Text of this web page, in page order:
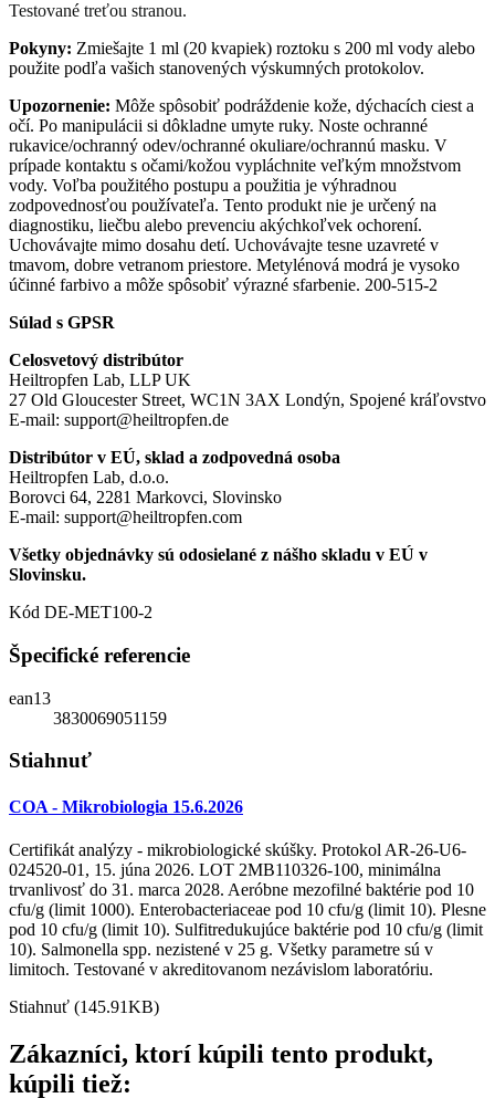
Testované treťou stranou.
Pokyny: Zmiešajte 1 ml (20 kvapiek) roztoku s 200 ml vody alebo
použite podľa vašich stanovených výskumných protokolov.
Upozornenie: Môže spôsobiť podráždenie kože, dýchacích ciest a
očí. Po manipulácii si dôkladne umyte ruky. Noste ochranné
rukavice/ochranný odev/ochranné okuliare/ochrannú masku. V
prípade kontaktu s očami/kožou vypláchnite veľkým množstvom
vody. Voľba použitého postupu a použitia je výhradnou
zodpovednosťou používateľa. Tento produkt nie je určený na
diagnostiku, liečbu alebo prevenciu akýchkoľvek ochorení.
Uchovávajte mimo dosahu detí. Uchovávajte tesne uzavreté v
tmavom, dobre vetranom priestore. Metylénová modrá je vysoko
účinné farbivo a môže spôsobiť výrazné sfarbenie. 200-515-2
Súlad s GPSR
Celosvetový distribútor
Heiltropfen Lab, LLP UK
27 Old Gloucester Street, WC1N 3AX Londýn, Spojené kráľovstvo
E-mail: support@heiltropfen.de
Distribútor v EÚ, sklad a zodpovedná osoba
Heiltropfen Lab, d.o.o.
Borovci 64, 2281 Markovci, Slovinsko
E-mail: support@heiltropfen.com
Všetky objednávky sú odosielané z nášho skladu v EÚ v
Slovinsku.
Kód DE-MET100-2
Špecifické referencie
ean13
3830069051159
Stiahnuť
COA - Mikrobiologia 15.6.2026
Certifikát analýzy - mikrobiologické skúšky. Protokol AR-26-U6-
024520-01, 15. júna 2026. LOT 2MB110326-100, minimálna
trvanlivosť do 31. marca 2028. Aeróbne mezofilné baktérie pod 10
cfu/g (limit 1000). Enterobacteriaceae pod 10 cfu/g (limit 10). Plesne
pod 10 cfu/g (limit 10). Sulfitredukujúce baktérie pod 10 cfu/g (limit
10). Salmonella spp. nezistené v 25 g. Všetky parametre sú v
limitoch. Testované v akreditovanom nezávislom laboratóriu.
Stiahnuť (145.91KB)
Zákazníci, ktorí kúpili tento produkt,
kúpili tiež: